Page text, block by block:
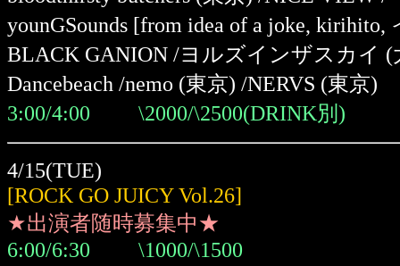
younGSounds [from idea of a joke,
BLACK GANION /ヨルズインザスカイ (
Dancebeach /nemo (東京) /NERVS (東京)
3:00/4:00 \2000/\2500(DRINK別)
4/15(TUE)
[ROCK GO JUICY Vol.26]
★出演者随時募集中★
6:00/6:30 \1000/\1500